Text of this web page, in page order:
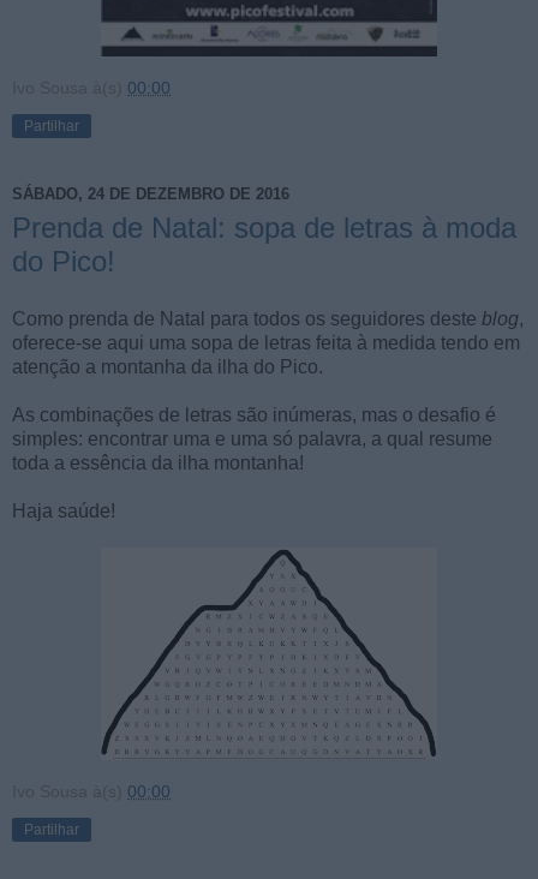
Ivo Sousa à(s) 00:00
Partilhar
SÁBADO, 24 DE DEZEMBRO DE 2016
Prenda de Natal: sopa de letras à moda
do Pico!
Como prenda de Natal para todos os seguidores deste blog,
oferece-se aqui uma sopa de letras feita à medida tendo em
atenção a montanha da ilha do Pico.
As combinações de letras são inúmeras, mas o desafio é
simples: encontrar uma e uma só palavra, a qual resume
toda a essência da ilha montanha!
Haja saúde!
Ivo Sousa à(s) 00:00
Partilhar